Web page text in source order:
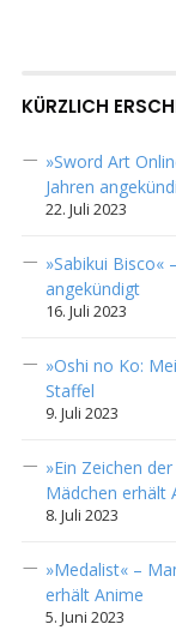
KÜRZLICH
»Sword Art
Jahren
22. Juli 2023
»Sabikui Bisco«
angekündigt
16. Juli 2023
»Oshi no Ko:
Staffel
9. Juli 2023
»Ein Zeichen
Mädchen erhält
8. Juli 2023
»Medalist« –
erhält Anime
5. Juni 2023